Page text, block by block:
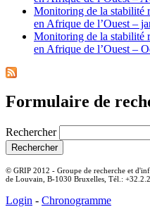
Monitoring de la stabilité
en Afrique de l’Ouest –
Monitoring de la stabilité
en Afrique de l’Ouest –
Formulaire de
Rechercher
© GRIP 2012 - Groupe de recherche et
de Louvain, B-1030 Bruxelles, Tél.:
Login - Chronogramme